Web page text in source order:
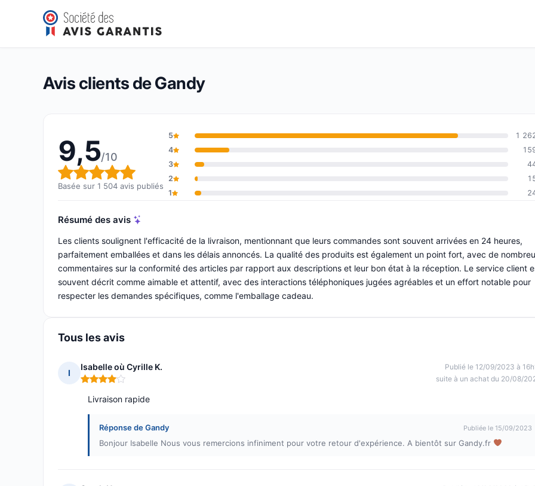
Gandy
Note globale : 9,5 sur 10
9,5/10(1 504 avis)
Avis clients de Gandy
9,5/10
Note globale : 9,5 sur 10
Basée sur 1 504 avis publiés
5
1
4
3
2
1
Résumé des avis
Les clients soulignent l'efficacité de la livraison, mentionnant que leurs commandes sont souvent arrivées en 24 heures,
parfaitement emballées et dans les délais annoncés. La qualité des produits est également un point fort, avec de
commentaires sur la conformité des articles par rapport aux descriptions et leur bon état à la réception. Le service client
souvent décrit comme aimable et attentif, avec des interactions téléphoniques jugées agréables et un effort notable pour
respecter les demandes spécifiques, comme l'emballage cadeau.
Tous les avis
I
Isabelle où Cyrille K.
Note : 4 sur 5
Publié le 12/09/2023 à
suite à un achat du 20/08/
Livraison rapide
Réponse de Gandy Publiée le 15/09/2023
Bonjour Isabelle Nous vous remercions infiniment pour votre retour d'expérience. A bientôt sur Gandy.fr